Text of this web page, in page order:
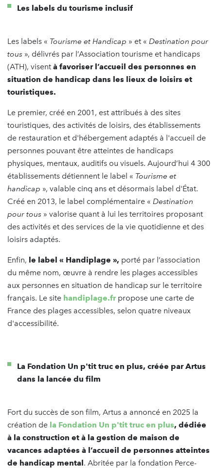
Les labels du tourisme inclusif
Les labels « Tourisme et Handicap » et « Destination pour
tous », délivrés par l’Association tourisme et handicaps
(ATH), visent à favoriser l’accueil des personnes en
situation de handicap dans les lieux de loisirs et
touristiques.
Le premier, créé en 2001, est attribués à des sites
touristiques, des activités de loisirs, des établissements
de restauration et d'hébergement adaptés à l'accueil de
personnes pouvant être atteintes de handicaps
physiques, mentaux, auditifs ou visuels. Aujourd’hui 4 300
établissements détiennent le label « Tourisme et
handicap », valable cinq ans et désormais label d'État.
Créé en 2013, le label complémentaire « Destination
pour tous » valorise quant à lui les territoires proposant
des activités et des services de la vie quotidienne et des
loisirs adaptés.
Enfin, le label « Handiplage », porté par l’association
du même nom, œuvre à rendre les plages accessibles
aux personnes en situation de handicap sur le territoire
français. Le site handiplage.frpropose une carte de
France des plages accessibles, selon quatre niveaux
d'accessibilité.
La Fondation Un p'tit truc en plus, créée par Artus
dans la lancée du film
Fort du succès de son film, Artus a annoncé en 2025 la
création de la Fondation Un p'tit truc en plus, dédiée
à la construction et à la gestion de maison de
vacances adaptées à l’accueil de personnes atteintes
de handicap mental. Abritée par la fondation Perce-